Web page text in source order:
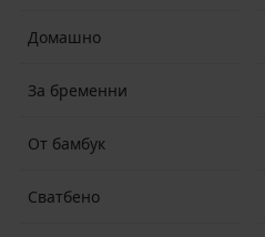
Домашно
За бременни
От бамбук
Сватбено